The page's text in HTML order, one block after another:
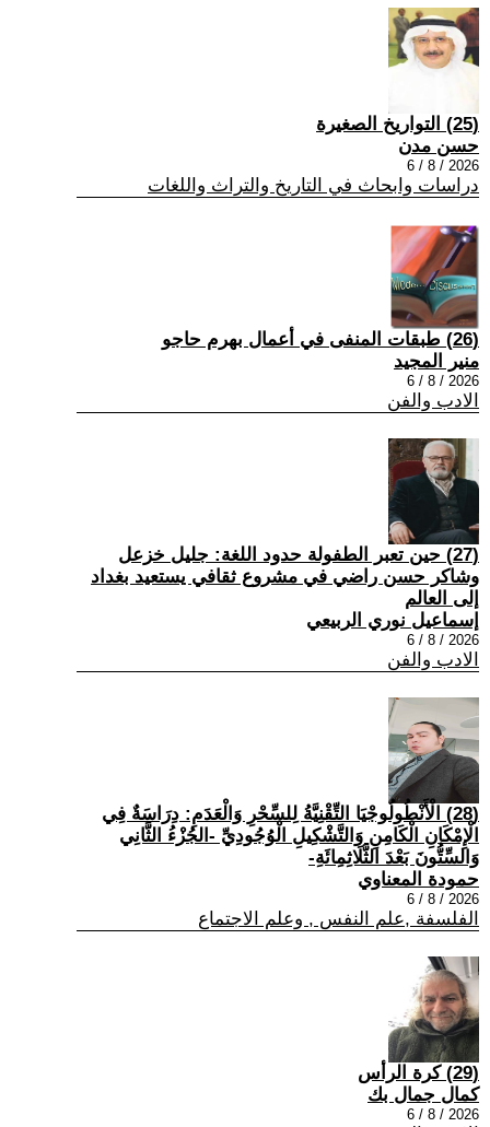
(25) التواريخ الصغيرة
حسن مدن
2026 / 8 / 6
دراسات وابحاث في التاريخ والتراث واللغات
(26) طبقات المنفى في أعمال بهرم حاجو
منير المجيد
2026 / 8 / 6
الادب والفن
(27) حين تعبر الطفولة حدود اللغة: جليل خزعل
وشاكر حسن راضي في مشروع ثقافي يستعيد بغداد
إلى العالم
إسماعيل نوري الربيعي
2026 / 8 / 6
الادب والفن
(28) الْأَنْطُولُوجْيَا التِّقْنِيَّةُ لِلسِّحْرِ وَالْعَدَمِ: دِرَاسَةٌ فِي
الْإِمْكَانِ الْكَامِنِ وَالتَّشْكِيلِ الْوُجُودِيِّ -الجُزْءُ الثَّانِي
وَالسِّتُّونَ بَعْدَ الثَّلَاثِمِائَةِ-
حمودة المعناوي
2026 / 8 / 6
الفلسفة ,علم النفس , وعلم الاجتماع
(29) كرة الرأس
كمال جمال بك
2026 / 8 / 6